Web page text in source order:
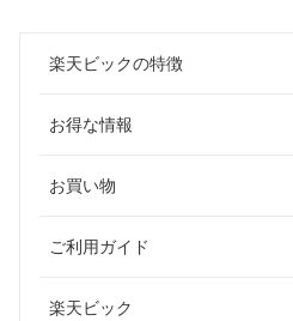
楽天ビックの特徴
お得な情報
お買い物
ご利用ガイド
楽天ビック